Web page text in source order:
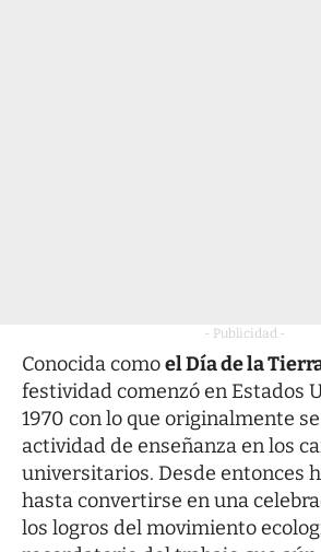
- Publicidad -
Conocida comoel Día de la
festividad comenzó en Estados
1970 con lo que originalmente
actividad de enseñanza en los
universitarios. Desde entonces
hasta convertirse en una
los logros del movimiento